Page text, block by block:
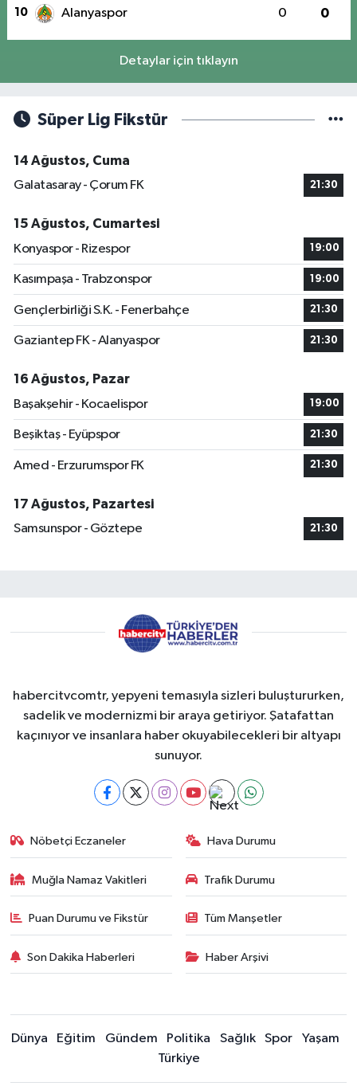
10 Alanyaspor 0 0
Detaylar için tıklayın
Süper Lig Fikstür
14 Ağustos, Cuma
Galatasaray - Çorum FK
21:30
15 Ağustos, Cumartesi
Konyaspor - Rizespor
19:00
Kasımpaşa - Trabzonspor 19:00
Gençlerbirliği S.K. - Fenerbahçe 21:30
Gaziantep FK - Alanyaspor 21:30
16 Ağustos, Pazar
Başakşehir - Kocaelispor
19:00
Beşiktaş - Eyüpspor 21:30
Amed - Erzurumspor FK 21:30
17 Ağustos, Pazartesi
Samsunspor - Göztepe
21:30
habercitvcomtr, yepyeni temasıyla sizleri buluştururken,
sadelik ve modernizmi bir araya getiriyor. Şatafattan
kaçınıyor ve insanlara haber okuyabilecekleri bir altyapı
sunuyor.
Nöbetçi Eczaneler Hava Durumu
Muğla Namaz Vakitleri Trafik Durumu
Puan Durumu ve Fikstür Tüm Manşetler
Son Dakika Haberleri Haber Arşivi
Dünya Eğitim Gündem Politika Sağlık Spor
Yaşam
Türkiye